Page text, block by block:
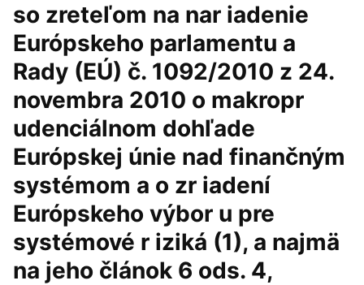
so zreteľom na nar iadenie
Európskeho parlamentu a
Rady (EÚ) č. 1092/2010 z 24.
novembra 2010 o makropr
udenciálnom dohľade
Európskej únie nad finančným
systémom a o zr iadení
Európskeho výbor u pre
systémové r iziká (1), a najmä
na jeho článok 6 ods. 4,